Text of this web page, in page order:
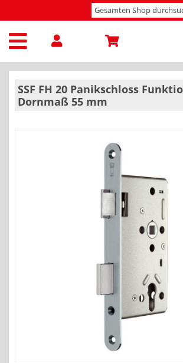
SSF FH 20 Panikschloss
Dornmaß 55 mm